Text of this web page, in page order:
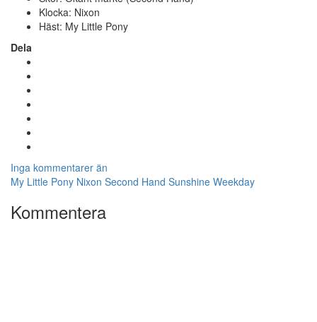
Klocka: Nixon
Häst: My Little Pony
Dela
Inga kommentarer än
My Little Pony Nixon Second Hand Sunshine Weekday
Kommentera